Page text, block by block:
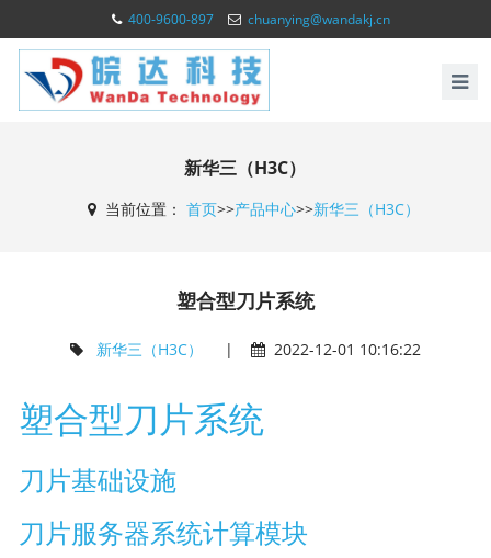
400-9600-897 chuanying@wandakj.cn
新华三（H3C）
当前位置： 首页>>产品中心>>新华三（H3C）
塑合型刀片系统
新华三（H3C） | 2022-12-01 10:16:22
塑合型刀片系统
刀片基础设施
刀片服务器系统计算模块